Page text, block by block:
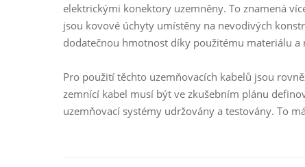
elektrickými konektory uzemněny. To znamená
jsou kovové úchyty umístěny na nevodivých
dodatečnou hmotnost díky použitému materiálu
Pro použití těchto uzemňovacích kabelů jsou
zemnící kabel musí být ve zkušebním plánu
uzemňovací systémy udržovány a testovány. To